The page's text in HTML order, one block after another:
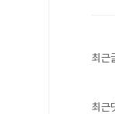
최근
최근